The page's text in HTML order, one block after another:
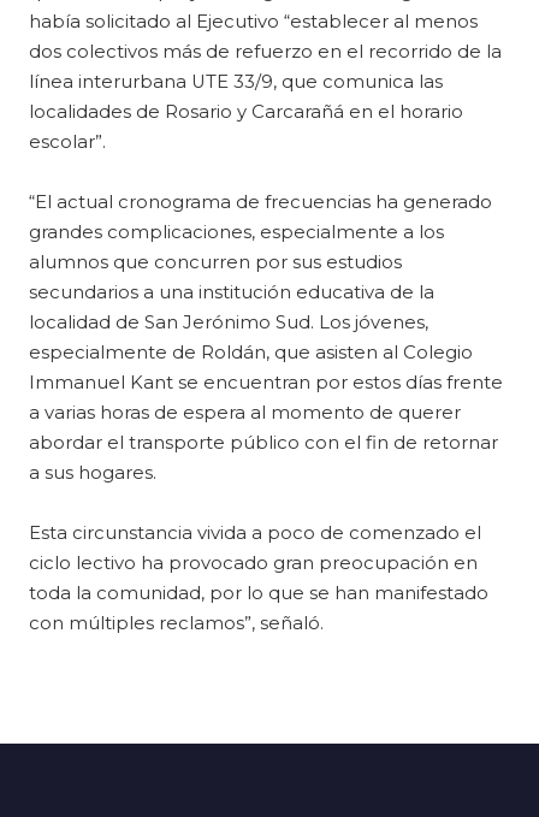
había solicitado al Ejecutivo “establecer al menos
dos colectivos más de refuerzo en el recorrido de la
línea interurbana UTE 33/9, que comunica las
localidades de Rosario y Carcarañá en el horario
escolar”.
“El actual cronograma de frecuencias ha generado
grandes complicaciones, especialmente a los
alumnos que concurren por sus estudios
secundarios a una institución educativa de la
localidad de San Jerónimo Sud. Los jóvenes,
especialmente de Roldán, que asisten al Colegio
Immanuel Kant se encuentran por estos días frente
a varias horas de espera al momento de querer
abordar el transporte público con el fin de retornar
a sus hogares.
Esta circunstancia vivida a poco de comenzado el
ciclo lectivo ha provocado gran preocupación en
toda la comunidad, por lo que se han manifestado
con múltiples reclamos”, señaló.